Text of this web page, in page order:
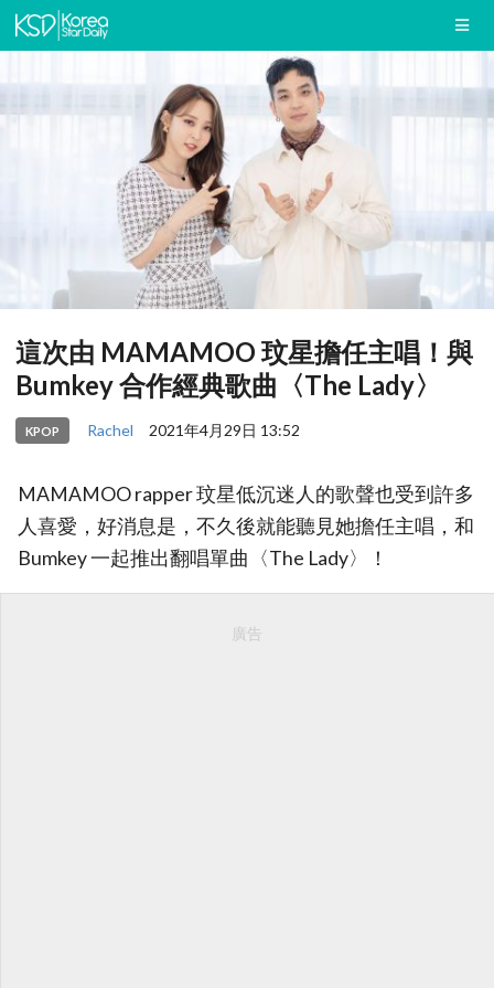
這次由 MAMAMOO 玟星擔任主唱！與
Bumkey 合作經典歌曲〈The Lady〉
KPOP Rachel 2021年4月29日 13:52
MAMAMOO rapper 玟星低沉迷人的歌聲也受到許多
人喜愛，好消息是，不久後就能聽見她擔任主唱，和
Bumkey 一起推出翻唱單曲〈The Lady〉！
廣告